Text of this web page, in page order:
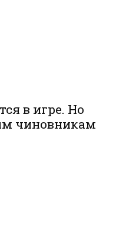
в игре. Но
чиновникам